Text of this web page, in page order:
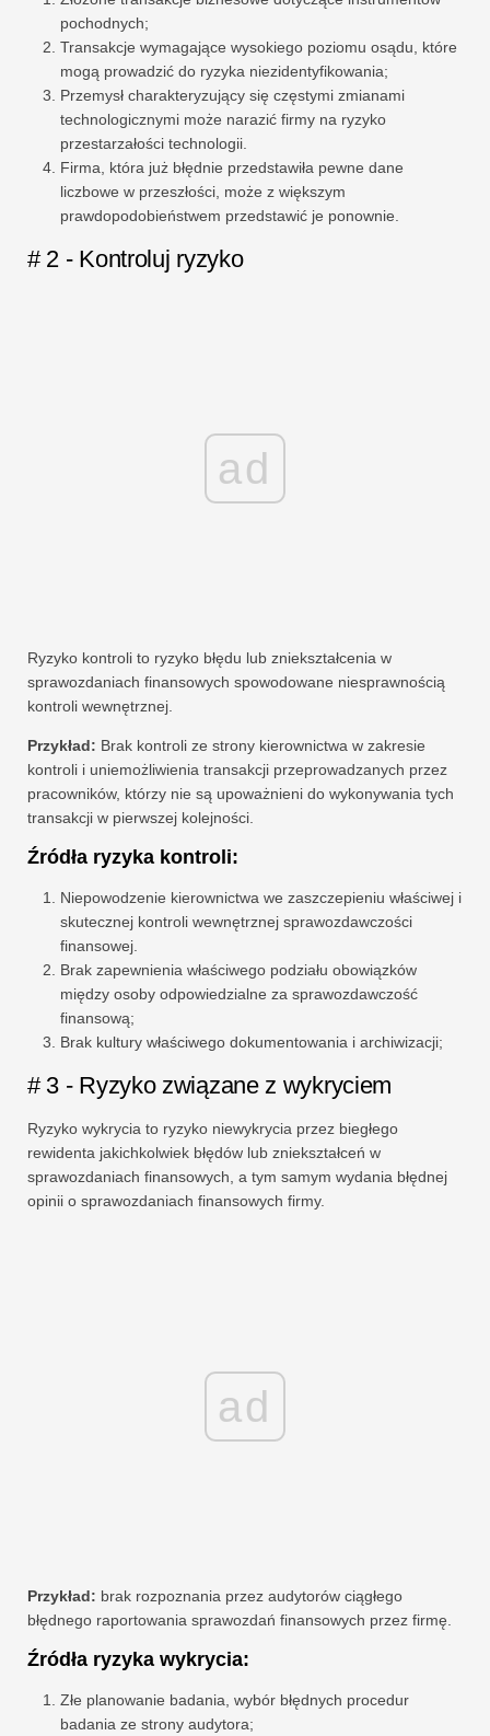
pochodnych;
Transakcje wymagające wysokiego poziomu osądu, które
mogą prowadzić do ryzyka niezidentyfikowania;
Przemysł charakteryzujący się częstymi zmianami
technologicznymi może narazić firmy na ryzyko
przestarzałości technologii.
Firma, która już błędnie przedstawiła pewne dane
liczbowe w przeszłości, może z większym
prawdopodobieństwem przedstawić je ponownie.
# 2 - Kontroluj ryzyko
ad
Ryzyko kontroli to ryzyko błędu lub zniekształcenia w
sprawozdaniach finansowych spowodowane niesprawnością
kontroli wewnętrznej.
Przykład: Brak kontroli ze strony kierownictwa w zakresie
kontroli i uniemożliwienia transakcji przeprowadzanych przez
pracowników, którzy nie są upoważnieni do wykonywania tych
transakcji w pierwszej kolejności.
Źródła ryzyka kontroli:
Niepowodzenie kierownictwa we zaszczepieniu właściwej i
skutecznej kontroli wewnętrznej sprawozdawczości
finansowej.
Brak zapewnienia właściwego podziału obowiązków
między osoby odpowiedzialne za sprawozdawczość
finansową;
Brak kultury właściwego dokumentowania i archiwizacji;
# 3 - Ryzyko związane z wykryciem
Ryzyko wykrycia to ryzyko niewykrycia przez biegłego
rewidenta jakichkolwiek błędów lub zniekształceń w
sprawozdaniach finansowych, a tym samym wydania błędnej
opinii o sprawozdaniach finansowych firmy.
ad
Przykład: brak rozpoznania przez audytorów ciągłego
błędnego raportowania sprawozdań finansowych przez firmę.
Źródła ryzyka wykrycia:
Złe planowanie badania, wybór błędnych procedur
badania ze strony audytora;